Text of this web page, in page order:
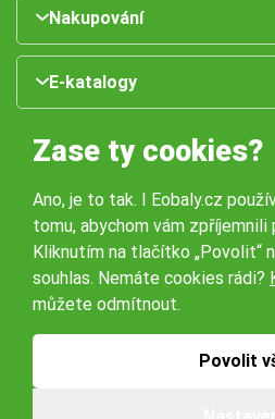
Nakupování
E-katalogy
Naše pobočky:
Obchodní podmínky
Zase ty cookies?
Ano, je to tak. I Eobaly.cz
tomu, abychom vám zpříjemnili
Kliknutím na tlačítko „Povolit“
souhlas. Nemáte cookies rádi?
můžete odmítnout.
Povolit